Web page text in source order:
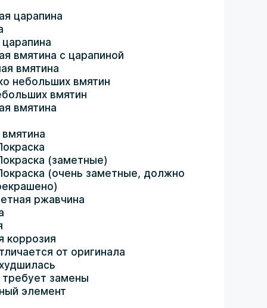
царапина
вмятина с царапиной
вмятина
небольших вмятин
вмятин
вмятина
(заметные)
(очень заметные, должно
ржавчина
коррозия
от оригинала
замены
элемент